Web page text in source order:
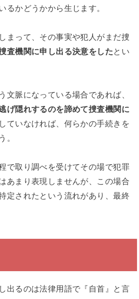
るかどうかから生じます。
まって、その事実や犯人がまだ捜
査機関に申し出る決意をしたとい
脈になっている場合であれば、
げ隠れするのを諦めて捜査機関に
ていなければ、何らかの手続きを
。
で取り調べを受けてその場で犯罪
あまり表現しませんが、この場合
定されたという流れがあり、最終
出るのは法律用語で『自首』と言